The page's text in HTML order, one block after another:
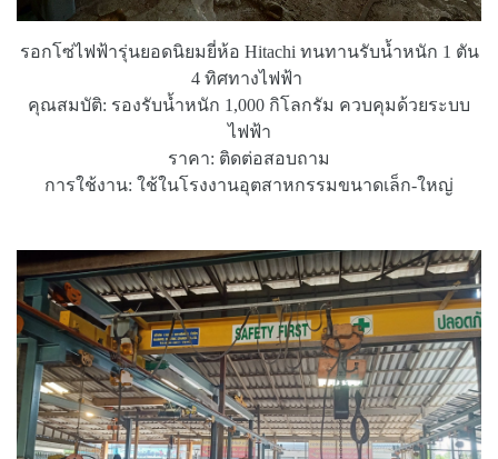
รอกโซ่ไฟฟ้ารุ่นยอดนิยมยี่ห้อ Hitachi ทนทานรับน้ำหนัก 1 ตัน
4 ทิศทางไฟฟ้า
คุณสมบัติ: รองรับน้ำหนัก 1,000 กิโลกรัม ควบคุมด้วยระบบ
ไฟฟ้า
ราคา: ติดต่อสอบถาม
การใช้งาน: ใช้ในโรงงานอุตสาหกรรมขนาดเล็ก-ใหญ่